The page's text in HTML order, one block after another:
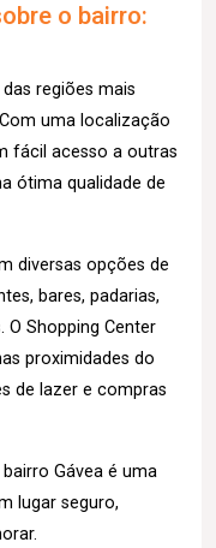
o bairro:
regiões mais
uma localização
fácil acesso a outras
ótima qualidade de
diversas opções de
bares, padarias,
Shopping Center
proximidades do
de lazer e compras
Gávea é uma
lugar seguro,